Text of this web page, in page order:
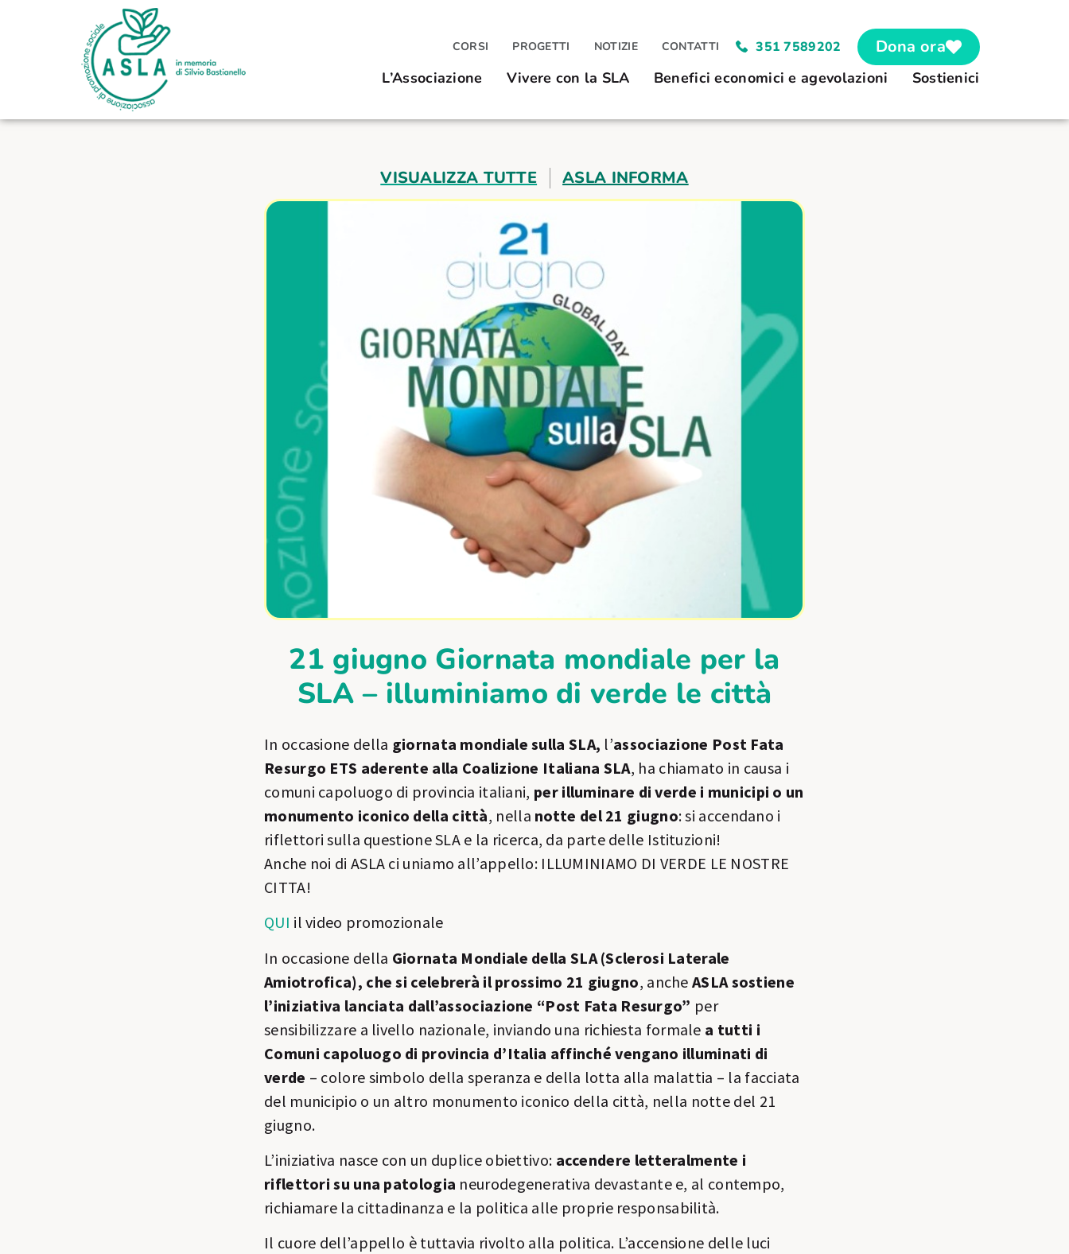
CORSI PROGETTI NOTIZIE CONTATTI 351 7589202 Dona ora
L’Associazione Vivere con la SLA Benefici economici e agevolazioni Sostienici
VISUALIZZA TUTTE ASLA INFORMA
21 giugno Giornata mondiale per la
SLA – illuminiamo di verde le città
In occasione della giornata mondiale sulla SLA, l’associazione Post Fata
Resurgo ETS aderente alla Coalizione Italiana SLA, ha chiamato in causa i
comuni capoluogo di provincia italiani, per illuminare di verde i municipi o un
monumento iconico della città, nella notte del 21 giugno: si accendano i
riflettori sulla questione SLA e la ricerca, da parte delle Istituzioni!
Anche noi di ASLA ci uniamo all’appello: ILLUMINIAMO DI VERDE LE NOSTRE
CITTA!
QUI il video promozionale
In occasione della Giornata Mondiale della SLA (Sclerosi Laterale
Amiotrofica), che si celebrerà il prossimo 21 giugno, ancheASLA sostiene
l’iniziativa lanciata dall’associazione “Post Fata Resurgo” per
sensibilizzare a livello nazionale, inviando una richiesta formale a tutti i
Comuni capoluogo di provincia d’Italia affinché vengano illuminati di
verde – colore simbolo della speranza e della lotta alla malattia – la facciata
del municipio o un altro monumento iconico della città, nella notte del 21
giugno.
L’iniziativa nasce con un duplice obiettivo: accendere letteralmente i
riflettori su una patologia neurodegenerativa devastante e, al contempo,
richiamare la cittadinanza e la politica alle proprie responsabilità.
Il cuore dell’appello è tuttavia rivolto alla politica. L’accensione delle luci